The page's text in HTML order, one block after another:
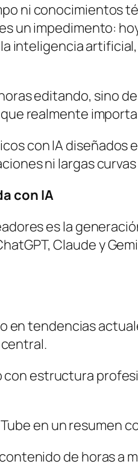
ni conocimientos
un impedimento:
inteligencia
editando, sino
realmente
con IA
ni largas
con IA
es la
Claude y
en tendencias
estructura
en un resumen
de horas a